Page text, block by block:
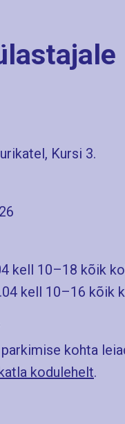
Kursi 3.
kell 10–18 kõik
kell 10–16 kõik
kohta
kodulehelt.